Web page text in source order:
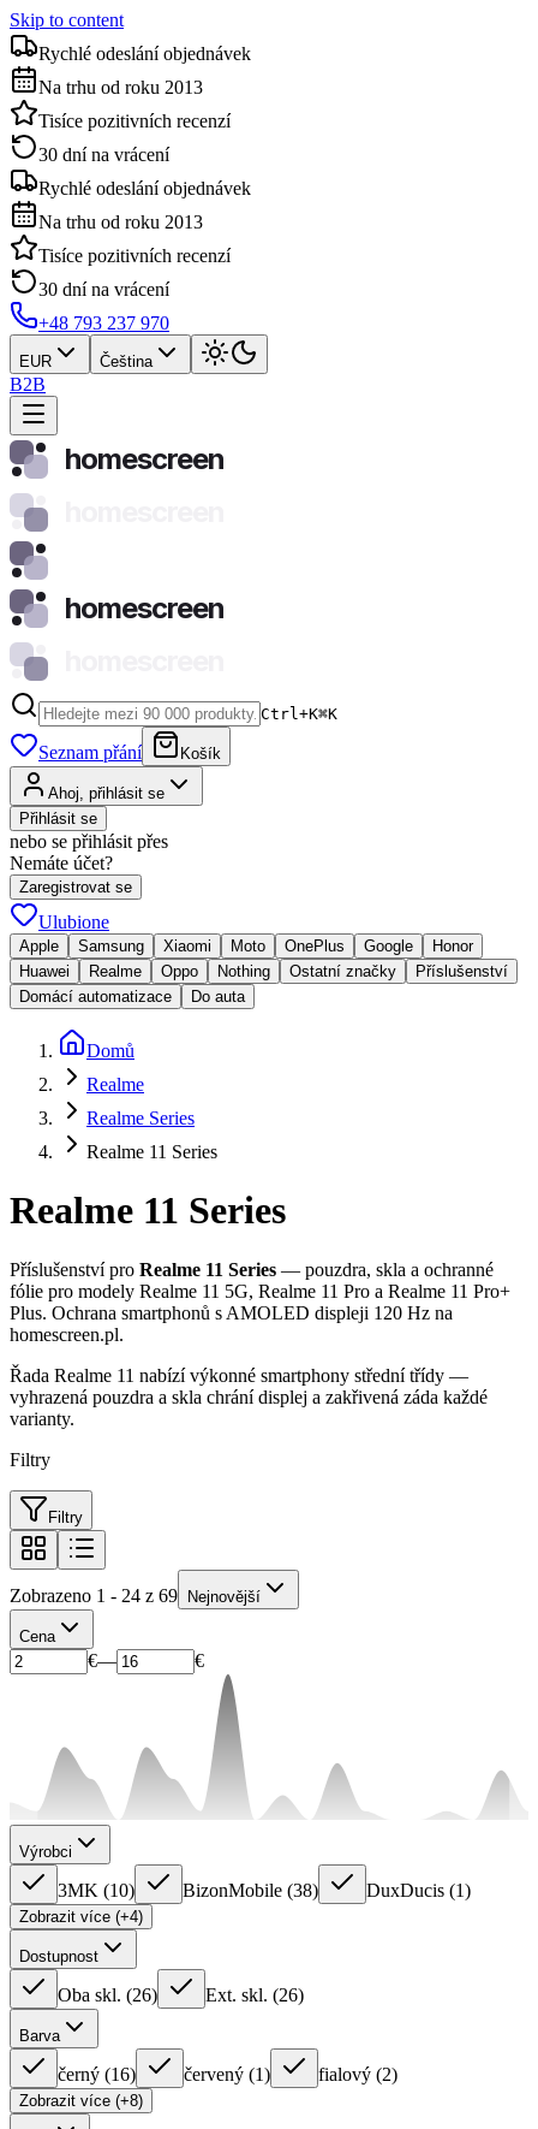
Skip to content
Rychlé odeslání objednávek
Na trhu od roku 2013
Tisíce pozitivních recenzí
30 dní na vrácení
Rychlé odeslání objednávek
Na trhu od roku 2013
Tisíce pozitivních recenzí
30 dní na vrácení
+48 793 237 970
EUR Čeština
B2B
homescreen
homescreen
Ctrl+K⌘K
Seznam přání Košík
Ahoj, přihlásit se
Přihlásit se
nebo se přihlásit přes
Nemáte účet?
Zaregistrovat se
Ulubione
Apple Samsung Xiaomi Moto OnePlus Google
Honor
Huawei
Realme Oppo Nothing Ostatní značky
Příslušenství
Domácí automatizace
Do auta
Domů
Realme
Realme Series
Realme 11 Series
Realme 11 Series
Příslušenství pro Realme 11 Series — pouzdra, skla a ochranné
fólie pro modely Realme 11 5G, Realme 11 Pro a Realme 11 Pro+
Plus. Ochrana smartphonů s AMOLED displeji 120 Hz na
homescreen.pl.
Řada Realme 11 nabízí výkonné smartphony střední třídy —
vyhrazená pouzdra a skla chrání displej a zakřivená záda každé
varianty.
Filtry
Filtry
Zobrazeno 1 - 24 z 69 Nejnovější
Cena
€— €
Výrobci
3MK (10) BizonMobile (38) DuxDucis (1)
Zobrazit více (+4)
Dostupnost
Oba skl. (26) Ext. skl. (26)
Barva
černý (16) červený (1) fialový (2)
Zobrazit více (+8)